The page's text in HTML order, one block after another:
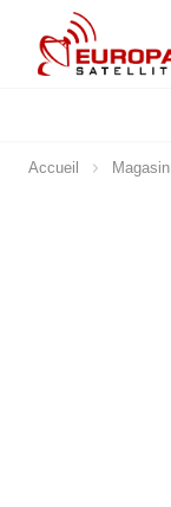
Allez au contenu
Accueil Magasin